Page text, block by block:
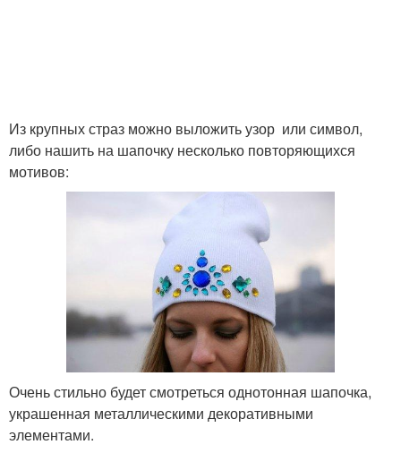
Из крупных страз можно выложить узор или символ,
либо нашить на шапочку несколько повторяющихся
мотивов:
Очень стильно будет смотреться однотонная шапочка,
украшенная металлическими декоративными
элементами.